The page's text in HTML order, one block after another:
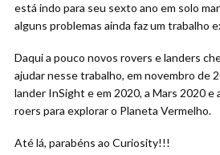
está indo para seu sexto ano em solo
alguns problemas ainda faz um trabalho
Daqui a pouco novos rovers e landers
ajudar nesse trabalho, em novembro de
lander InSight e em 2020, a Mars 2020 e
roers para explorar o Planeta Vermelho.
Até lá, parabéns ao Curiosity!!!